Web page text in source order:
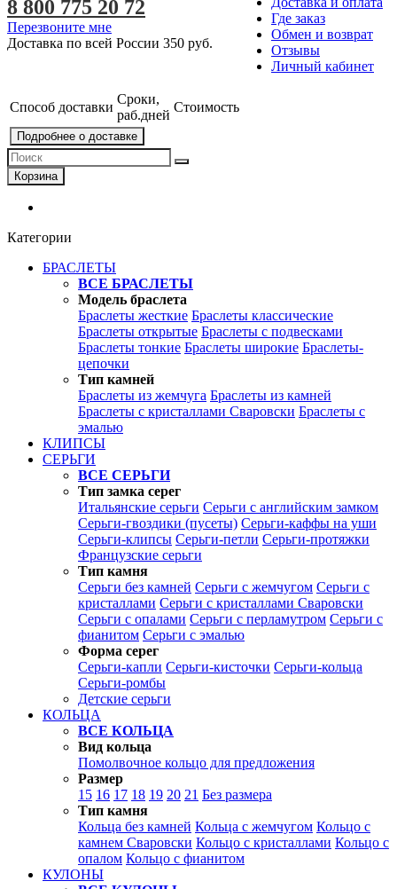
Где заказ
Обмен и возврат
Отзывы
Личный кабинет
8 800 775 20 72
Перезвоните мне
Доставка по всей России 350 руб.
Способ доставки
Сроки,
раб.дней
Стоимость
Подробнее о доставке
Корзина
Категории
БРАСЛЕТЫ
ВСЕ БРАСЛЕТЫ
Модель браслета
Браслеты жесткие Браслеты классические
Браслеты открытые Браслеты с подвесками
Браслеты тонкие Браслеты широкие Браслеты-
цепочки
Тип камней
Браслеты из жемчуга Браслеты из камней
Браслеты с кристаллами Сваровски Браслеты с
эмалью
КЛИПСЫ
СЕРЬГИ
ВСЕ СЕРЬГИ
Тип замка серег
Итальянские серьги Серьги с английским замком
Серьги-гвоздики (пусеты) Серьги-каффы на уши
Серьги-клипсы Серьги-петли Серьги-протяжки
Французские серьги
Тип камня
Серьги без камней Серьги с жемчугом Серьги с
кристаллами Серьги с кристаллами Сваровски
Серьги с опалами Серьги с перламутром Серьги с
фианитом Серьги с эмалью
Форма серег
Серьги-капли Серьги-кисточки Серьги-кольца
Серьги-ромбы
Детские серьги
КОЛЬЦА
ВСЕ КОЛЬЦА
Вид кольца
Помолвочное кольцо для предложения
Размер
15 16 17 18 19 20 21 Без размера
Тип камня
Кольца без камней Кольца с жемчугом Кольцо с
камнем Сваровски Кольцо с кристаллами Кольцо с
опалом Кольцо с фианитом
КУЛОНЫ